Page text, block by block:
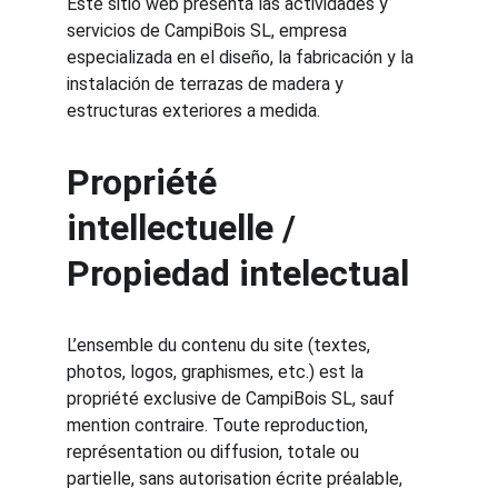
servicios de CampiBois SL, empresa
especializada en el diseño, la fabricación y la
instalación de terrazas de madera y
estructuras exteriores a medida.
Propriété
intellectuelle /
Propiedad intelectual
L’ensemble du contenu du site (textes,
photos, logos, graphismes, etc.) est la
propriété exclusive de CampiBois SL, sauf
mention contraire. Toute reproduction,
représentation ou diffusion, totale ou
partielle, sans autorisation écrite préalable,